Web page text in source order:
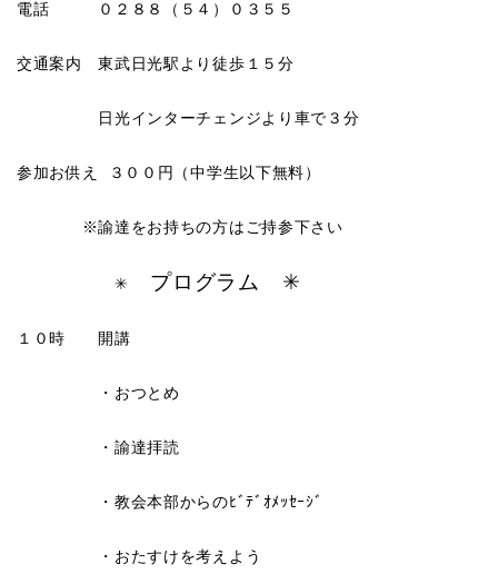
電話 ０２８８（５４）０３５５
交通案内 東武日光駅より徒歩１５分
日光インターチェンジより車で３分
参加お供え ３００円（中学生以下無料）
※諭達をお持ちの方はご持参下さい
✳︎ プログラム ✳︎
１０時 開講
・おつとめ
・諭達拝読
・教会本部からのﾋﾞﾃﾞｵﾒｯｾｰｼﾞ
・おたすけを考えよう